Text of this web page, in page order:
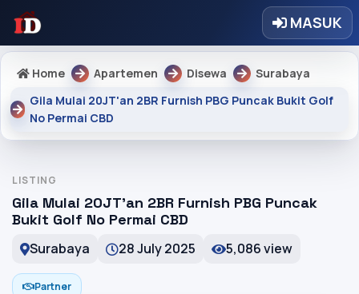
MASUK
Home Apartemen Disewa
Surabaya
Gila Mulai 20JT'an 2BR Furnish PBG Puncak Bukit Golf
No Permai CBD
LISTING
Gila Mulai 20JT'an 2BR Furnish PBG Puncak
Bukit Golf No Permai CBD
Surabaya 28 July 2025 5,086 view
Partner